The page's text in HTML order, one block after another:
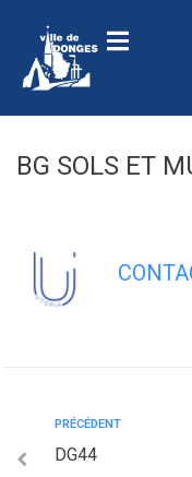
BG SOLS ET
PRÉCÉDENT
DG44